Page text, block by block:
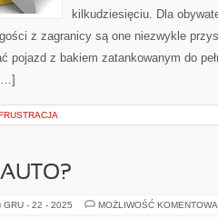
kilkudziesięciu. Dla
z zagranicy są one niezwykle
pojazd z bakiem zatankowanym do
GRU - 22 - 2025 MOŻLIWOŚĆ